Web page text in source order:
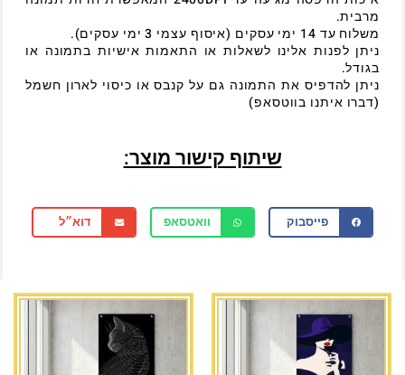
מרבית.
משלוח עד 14 ימי עסקים (איסוף עצמי 3 ימי עסקים).
ניתן לפנות אלינו לשאלות או התאמות אישיות בתמונה או
בגודל.
ניתן להדפיס את התמונה גם על קנבס או כיסוי לארון חשמל
(דברו איתנו בווטסאפ)
שיתוף קישור מוצר:
פייסבוק וואטסאפ דוא״ל